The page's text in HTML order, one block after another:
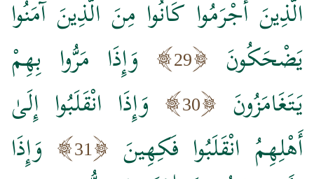
الَّذِينَ أَجْرَمُوا كَانُوا مِنَ الَّذِينَ آمَنُوا
يَضْحَكُونَ
29
وَإِذَا مَرُّوا بِهِمْ
يَتَغَامَزُونَ
30
وَإِذَا انْقَلَبُوا إِلَىٰ
أَهْلِهِمُ انْقَلَبُوا فَكِهِينَ
31
وَإِذَا